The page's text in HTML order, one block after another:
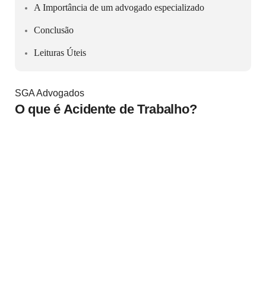
A Importância de um advogado especializado
Conclusão
Leituras Úteis
SGA Advogados
O que é Acidente de Trabalho?